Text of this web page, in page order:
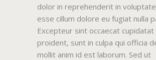
dolor in reprehenderit in
esse cillum dolore eu fugiat nulla
Excepteur sint occaecat cupidatat
proident, sunt in culpa qui officia
mollit anim id est laborum. Sed ut